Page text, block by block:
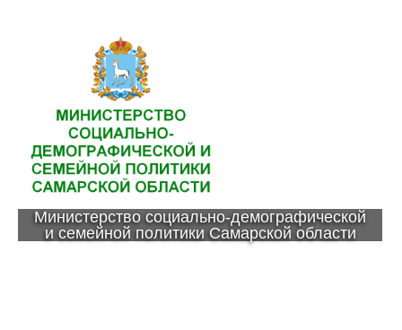
Министерство социально-демографической
и семейной политики Самарской области